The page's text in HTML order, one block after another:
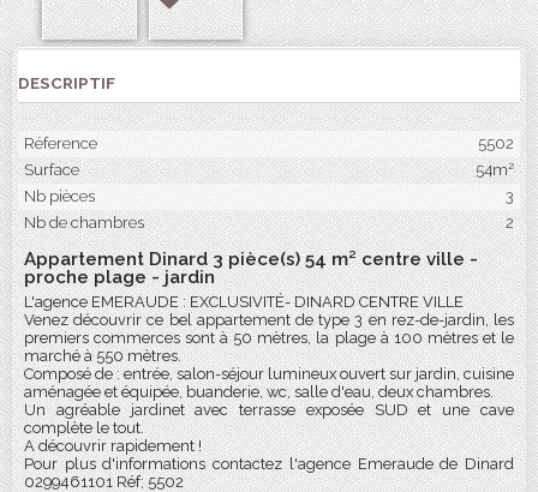
DESCRIPTIF
Réference
5502
Surface
54m²
Nb pièces
3
Nb de chambres
2
Appartement Dinard 3 pièce(s) 54 m² centre ville -
proche plage - jardin
L'agence EMERAUDE : EXCLUSIVITÉ- DINARD CENTRE VILLE
Venez découvrir ce bel appartement de type 3 en rez-de-jardin, les
premiers commerces sont à 50 mètres, la plage à 100 mètres et le
marché à 550 mètres.
Composé de : entrée, salon-séjour lumineux ouvert sur jardin, cuisine
aménagée et équipée, buanderie, wc, salle d'eau, deux chambres.
Un agréable jardinet avec terrasse exposée SUD et une cave
complète le tout.
A découvrir rapidement !
Pour plus d'informations contactez l'agence Emeraude de Dinard
0299461101 Réf; 5502